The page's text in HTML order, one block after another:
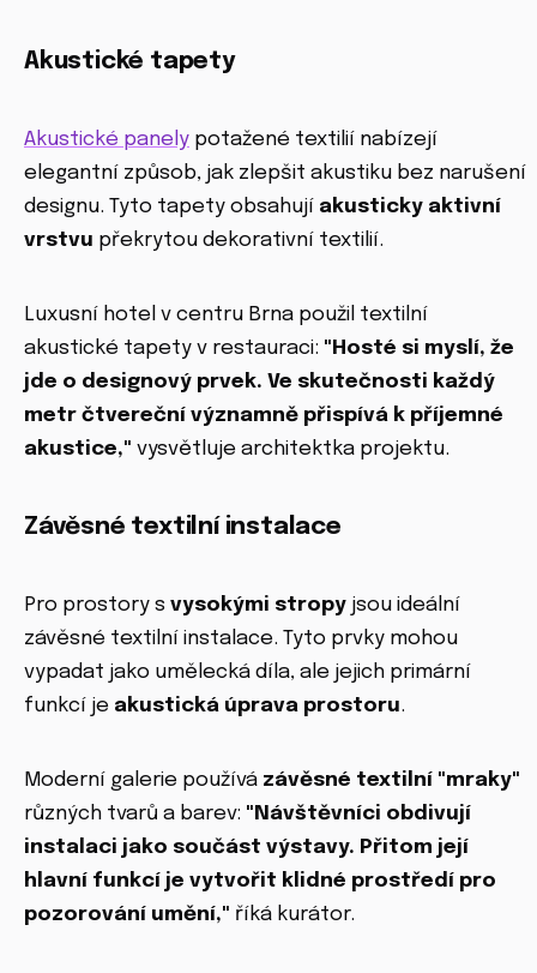
Akustické tapety
Akustické panely potažené textilií nabízejí
elegantní způsob, jak zlepšit akustiku bez narušení
designu. Tyto tapety obsahují akusticky aktivní
vrstvu překrytou dekorativní textilií.
Luxusní hotel v centru Brna použil textilní
akustické tapety v restauraci: "Hosté si myslí, že
jde o designový prvek. Ve skutečnosti každý
metr čtvereční významně přispívá k příjemné
akustice," vysvětluje architektka projektu.
Závěsné textilní instalace
Pro prostory s vysokými stropy jsou ideální
závěsné textilní instalace. Tyto prvky mohou
vypadat jako umělecká díla, ale jejich primární
funkcí je akustická úprava prostoru.
Moderní galerie používá závěsné textilní "mraky"
různých tvarů a barev: "Návštěvníci obdivují
instalaci jako součást výstavy. Přitom její
hlavní funkcí je vytvořit klidné prostředí pro
pozorování umění," říká kurátor.